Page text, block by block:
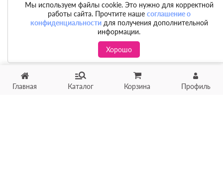
Главная Каталог Корзина Профиль
Мы используем файлы cookie. Это нужно для корректной
работы сайта. Прочтите наше соглашение о
конфиденциальностидля получения дополнительной
информации.
Хорошо